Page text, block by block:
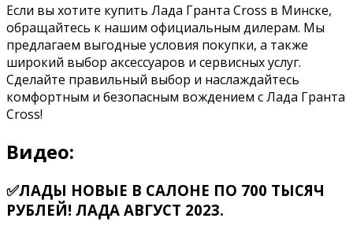
Если вы хотите купить Лада Гранта Cross в Минске,
обращайтесь к нашим официальным дилерам. Мы
предлагаем выгодные условия покупки, а также
широкий выбор аксессуаров и сервисных услуг.
Сделайте правильный выбор и наслаждайтесь
комфортным и безопасным вождением с Лада Гранта
Cross!
Видео:
✅ЛАДЫ НОВЫЕ В САЛОНЕ ПО 700 ТЫСЯЧ
РУБЛЕЙ! ЛАДА АВГУСТ 2023.